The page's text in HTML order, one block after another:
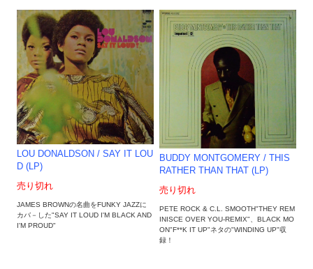
LOU DONALDSON / SAY IT LOU
D (LP)
売り切れ
JAMES BROWNの名曲をFUNKY JAZZに
カバ－した"SAY IT LOUD I'M BLACK AND
I'M PROUD"
BUDDY MONTGOMERY / THIS
RATHER THAN THAT (LP)
売り切れ
PETE ROCK & C.L. SMOOTH"THEY REM
INISCE OVER YOU-REMIX"、BLACK MO
ON"F**K IT UP"ネタの"WINDING UP"収
録！